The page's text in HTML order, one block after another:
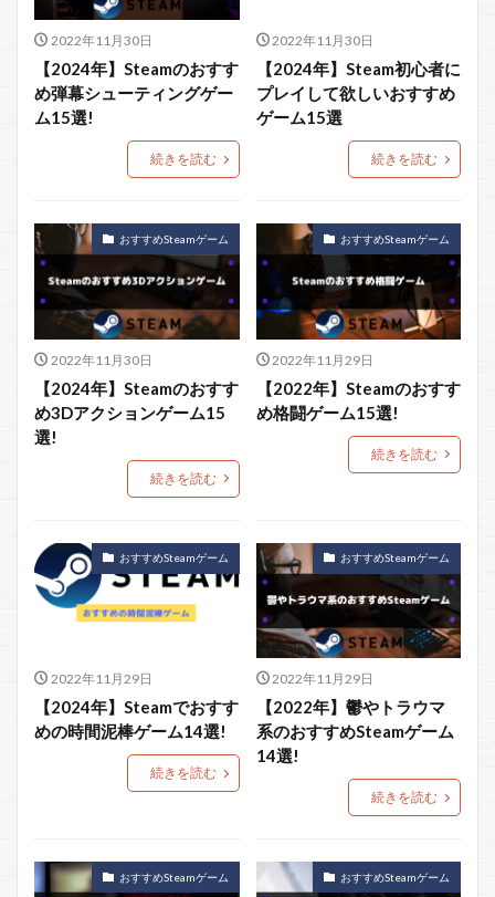
2022年11月30日
【2024年】Steamのおすす
め弾幕シューティングゲー
ム15選!
続きを読む
2022年11月30日
【2024年】Steam初心者に
プレイして欲しいおすすめ
ゲーム15選
続きを読む
おすすめSteamゲーム
2022年11月30日
【2024年】Steamのおすす
め3Dアクションゲーム15
選!
続きを読む
おすすめSteamゲーム
2022年11月29日
【2022年】Steamのおすす
め格闘ゲーム15選!
続きを読む
おすすめSteamゲーム
2022年11月29日
【2024年】Steamでおすす
めの時間泥棒ゲーム14選!
続きを読む
おすすめSteamゲーム
2022年11月29日
【2022年】鬱やトラウマ
系のおすすめSteamゲーム
14選!
続きを読む
おすすめSteamゲーム おすすめSteamゲーム